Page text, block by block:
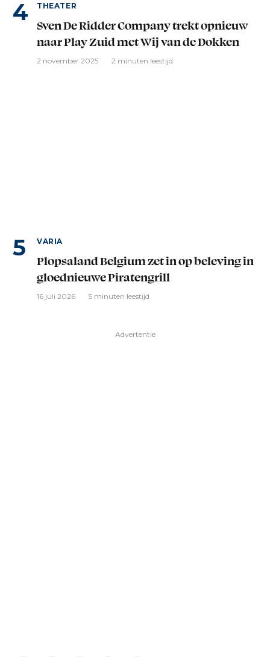
THEATER
Sven De Ridder Company trekt opnieuw
naar Play Zuid met Wij van de Dokken
2 november 2025 2 minuten leestijd
VARIA
Plopsaland Belgium zet in op beleving in
gloednieuwe Piratengrill
16 juli 2026 5 minuten leestijd
Advertentie